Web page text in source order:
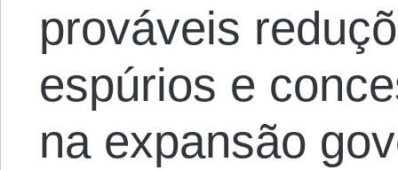
prováveis
espúrios e
na expansão